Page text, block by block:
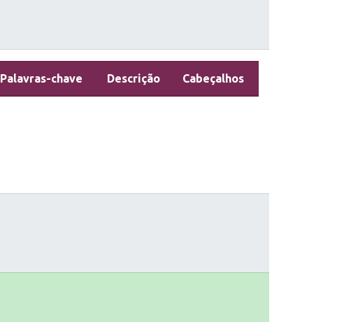
Palavras-chave Descrição Cabeçalhos